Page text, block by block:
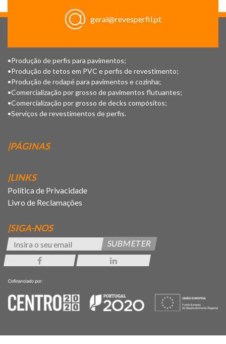
geral@revesperfil.pt
•Produção de perfis para pavimentos;
•Produção de tetos em PVC e perfis de revestimento;
•Produção de rodapé para pavimentos e cozinha;
•Comercialização por grosso de pavimentos flutuantes;
•Comercialização por grosso de decks compósitos;
•Serviços de revestimentos de perfis.
|PÁGINAS
|LINKS
Política de Privacidade
Livro de Reclamações
|SIGA-NOS
SUBMETER